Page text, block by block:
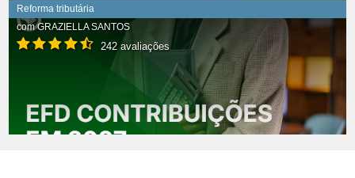
Reforma tributária
comGRAZIELLA SANTOS
242 avaliações